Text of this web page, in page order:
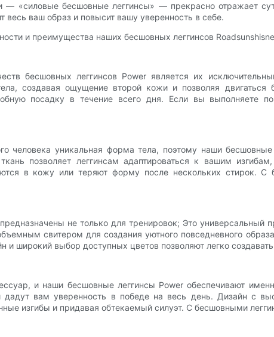
— «силовые бесшовные леггинсы» — прекрасно отражает
весь ваш образ и повысит вашу уверенность в себе.
и преимущества наших бесшовных леггинсов
бесшовных леггинсов Power является их
создавая ощущение второй кожи и позволяя
посадку в течение всего дня. Если вы выполняете
человека уникальная форма тела, поэтому наши
позволяет леггинсам адаптироваться к вашим
в кожу или теряют форму после нескольких стирок.
не только для тренировок; Это
свитером для создания уютного повседневного
и широкий выбор доступных цветов позволяют легко
и наши бесшовные леггинсы Power обеспечивают
вам уверенность в победе на весь день. Дизайн с
изгибы и придавая обтекаемый силуэт. С бесшовными